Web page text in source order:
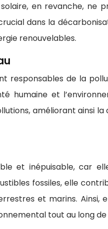
en revanche,
dans la
renouvelables.
responsables de la
humaine et
améliorant ainsi
et inépuisable,
fossiles, elle
et marins.
tout au long de